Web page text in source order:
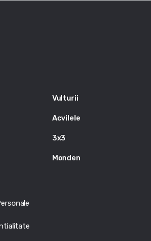
Vulturii
Acvilele
3x3
Monden